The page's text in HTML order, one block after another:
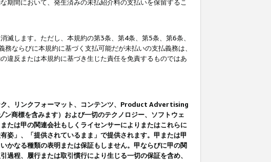
期間において、発生済みの未払紹介料の支払いを保留するこ
します。ただし、本規約の第3条、第4条、第5条、第6条、
ならびに本規約に基づく支払可能だが未払いの支払義務は、
違反または本規約に基づき生じた責任を免責するものではあ
ク、リンクフォーマット、コンテンツ、Product Advertising
商標を含みます）および一切のテクノロジー、ソフトウェ
たは甲の関連会社もしくライセンサーによりまたはこれらに
姿」、「提供されているまま」で提供されます。甲または甲
かなる種類の表明または保証もしません。甲ならびに甲の関
程、履行または取引慣行により生じる一切の保証を含め、